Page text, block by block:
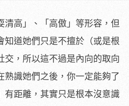
清高」、「高傲」等形容，但
知道她們只是不擅於（或是根
交，所以這不過是內向的取向
熟識她們之後，你一定能夠了
有距離，其實只是根本沒意識